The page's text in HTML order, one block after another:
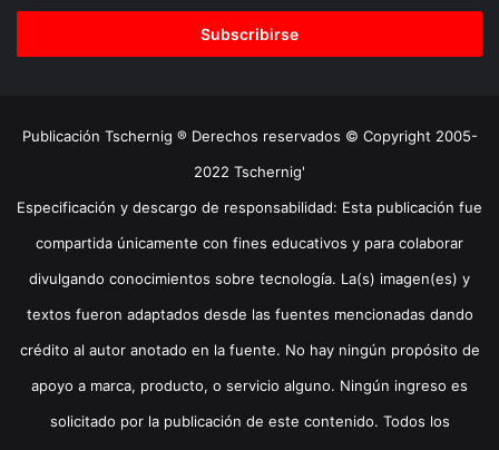
correo
Publicación Tschernig ® Derechos reservados © Copyright 2005-
2022 Tschernig'
Especificación y descargo de responsabilidad: Esta publicación fue
compartida únicamente con fines educativos y para colaborar
divulgando conocimientos sobre tecnología. La(s) imagen(es) y
textos fueron adaptados desde las fuentes mencionadas dando
crédito al autor anotado en la fuente. No hay ningún propósito de
apoyo a marca, producto, o servicio alguno. Ningún ingreso es
solicitado por la publicación de este contenido. Todos los